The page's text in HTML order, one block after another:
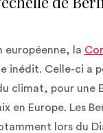
européenne, la
inédit. Celle-ci a
climat, pour une
en Europe. Les
lors du